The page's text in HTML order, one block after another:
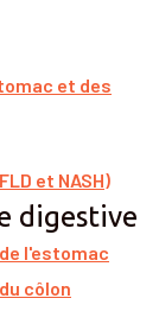
et des
et NASH)
digestive
l'estomac
côlon